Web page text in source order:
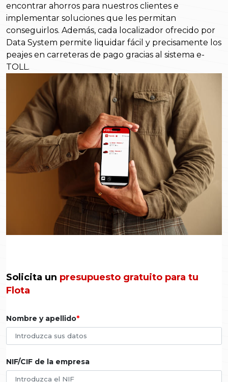
encontrar ahorros para nuestros clientes e
implementar soluciones que les permitan
conseguirlos. Además, cada localizador ofrecido por
Data System permite liquidar fácil y precisamente los
peajes en carreteras de pago gracias al sistema e-
TOLL.
Solicita un presupuesto gratuito para tu
Flota
Nombre y apellido
NIF/CIF de la empresa